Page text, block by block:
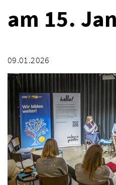
am 15.
09.01.2026